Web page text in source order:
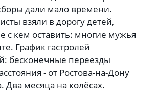
дали мало времени.
взяли в дорогу детей,
с кем оставить: многие мужья
График гастролей
бесконечные переезды
- от Ростова-на-Дону
Два месяца на колёсах.